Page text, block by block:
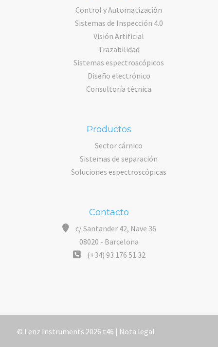
Control y Automatización
Sistemas de Inspección 4.0
Visión Artificial
Trazabilidad
Sistemas espectroscópicos
Diseño electrónico
Consultoría técnica
Productos
Sector cárnico
Sistemas de separación
Soluciones espectroscópicas
Contacto
c/ Santander 42, Nave 36
08020 - Barcelona
(+34) 93 176 51 32
© Lenz Instruments 2026 t46 | Nota legal